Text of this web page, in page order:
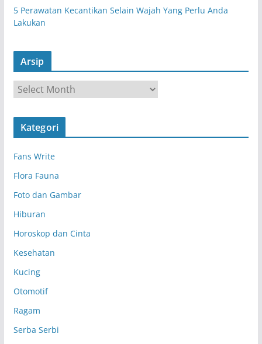
5 Perawatan Kecantikan Selain Wajah Yang Perlu Anda
Lakukan
Arsip
r
s
Kategori
Fans Write
Flora Fauna
Foto dan Gambar
Hiburan
Horoskop dan Cinta
Kesehatan
Kucing
Otomotif
Ragam
Serba Serbi